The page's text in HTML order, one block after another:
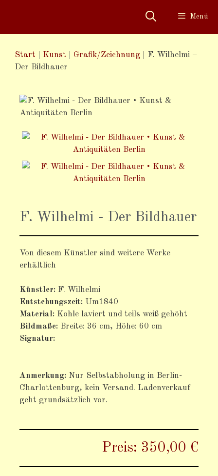
Menü
Start Kunst Grafik/Zeichnung
F. Wilhelmi –
Der Bildhauer
F. Wilhelmi - Der Bildhauer
Von diesem Künstler sind weitere Werke
erhältlich
Künstler: F. Wilhelmi
Entstehungszeit: Um1840
Material: Kohle laviert und teils weiß gehöht
Bildmaße: Breite: 36 cm, Höhe: 60 cm
Signatur:
Anmerkung: Nur Selbstabholung in Berlin-
Charlottenburg, kein Versand. Ladenverkauf
geht grundsätzlich vor.
Preis: 350,00 €